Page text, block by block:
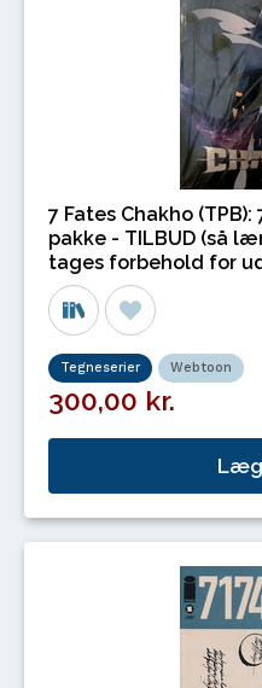
7 Fates Chakho
pakke - TILBUD (så
tages forbehold for
Tegneserier Webtoon
300,00 kr.